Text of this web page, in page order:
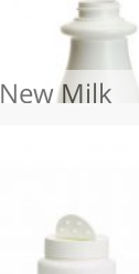
New Milk